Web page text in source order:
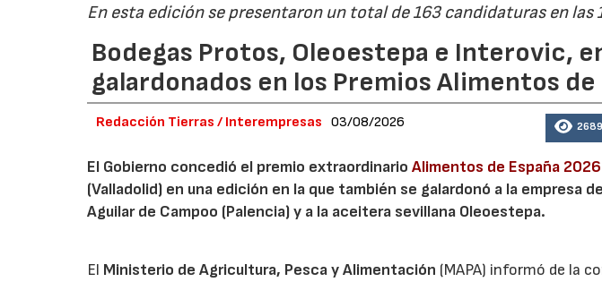
En esta edición se presentaron un total de 163 candidaturas en las
Bodegas Protos, Oleoestepa e Interovic,
galardonados en los Premios Alimentos de
Redacción Tierras / Interempresas 03/08/2026 2689
El Gobierno concedió el premio extraordinarioAlimentos de España 2026
(Valladolid) en una edición en la que también se galardonó a la empresa
Aguilar de Campoo (Palencia) y a la aceitera sevillana Oleoestepa.
El Ministerio de Agricultura, Pesca y Alimentación (MAPA) informó de la